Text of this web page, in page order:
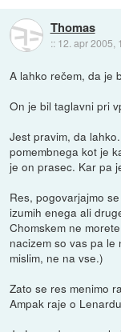
Thomas
:: 12. apr 2005,
A lahko rečem, da je
On je bil taglavni pri
Jest pravim, da
pomembnega kot je
je on prasec. Kar pa
Res, pogovarjajmo
izumih enega ali
Chomskem ne
nacizem so vas pa
mislim, ne na vse.)
Zato se res menimo
Ampak raje o